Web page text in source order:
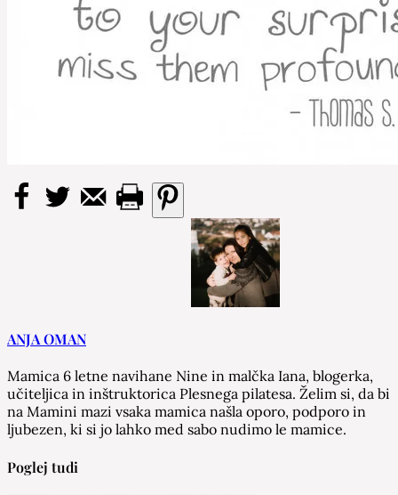
ANJA OMAN
Mamica 6 letne navihane Nine in malčka Iana, blogerka,
učiteljica in inštruktorica Plesnega pilatesa. Želim si, da bi
na Mamini mazi vsaka mamica našla oporo, podporo in
ljubezen, ki si jo lahko med sabo nudimo le mamice.
Poglej tudi